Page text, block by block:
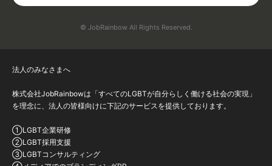
© JobRainbow All Rights Reserved.
法人のみなさまへ
株式会社JobRainbowは「すべてのLGBTが自分らしく働ける社会の実現」
を理念に、法人の皆様向けに下記のサービスを提供しております。
①LGBT企業研修
②LGBT採用支援
③LGBTコンサルティング